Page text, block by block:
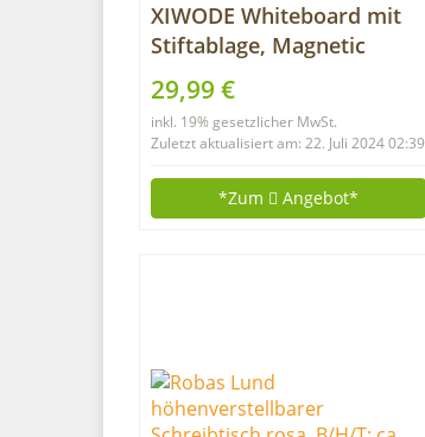
XIWODE Whiteboard mit
Stiftablage, Magnetic
whiteboard, Pinnwand
Tafel, Magnettafel,
beschreibbar und
Oberfläche, 90x60cm,
return to office
29,99 €
inkl. 19% gesetzlicher MwSt.
Zuletzt aktualisiert am: 22. Juli 2024 02:39
*Zum Angebot*